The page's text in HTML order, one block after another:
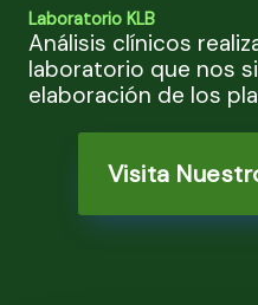
Laboratorio KLB
Análisis clínicos
laboratorio que nos
elaboración de los
Visita